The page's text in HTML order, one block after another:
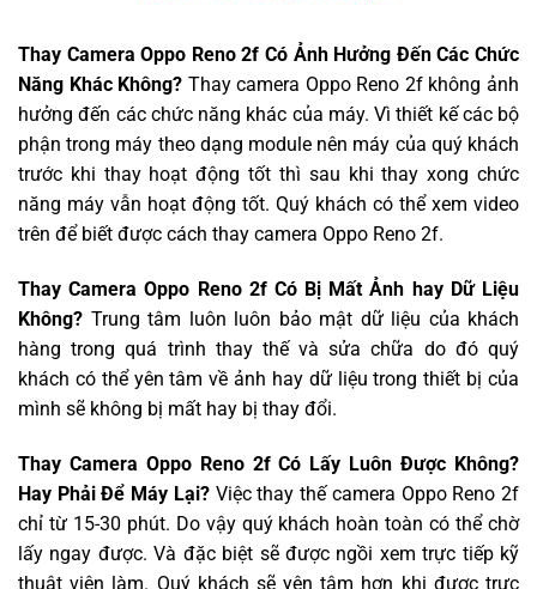
Thay Camera Oppo Reno 2f Có Ảnh Hưởng Đến Các Chức
Năng Khác Không? Thay camera Oppo Reno 2f không ảnh
hưởng đến các chức năng khác của máy. Vì thiết kế các bộ
phận trong máy theo dạng module nên máy của quý khách
trước khi thay hoạt động tốt thì sau khi thay xong chức
năng máy vẫn hoạt động tốt. Quý khách có thể xem video
trên để biết được cách thay camera Oppo Reno 2f.
Thay Camera Oppo Reno 2f Có Bị Mất Ảnh hay Dữ Liệu
Không? Trung tâm luôn luôn bảo mật dữ liệu của khách
hàng trong quá trình thay thế và sửa chữa do đó quý
khách có thể yên tâm về ảnh hay dữ liệu trong thiết bị của
mình sẽ không bị mất hay bị thay đổi.
Thay Camera Oppo Reno 2f Có Lấy Luôn Được Không?
Hay Phải Để Máy Lại?Việc thay thế camera Oppo Reno 2f
chỉ từ 15-30 phút. Do vậy quý khách hoàn toàn có thể chờ
lấy ngay được. Và đặc biệt sẽ được ngồi xem trực tiếp kỹ
thuật viên làm. Quý khách sẽ yên tâm hơn khi được trực